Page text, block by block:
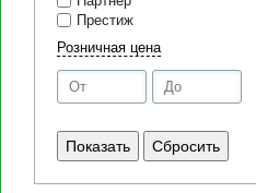
Престиж
Розничная цена